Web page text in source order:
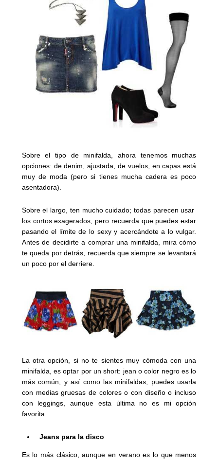
Sobre el tipo de minifalda, ahora tenemos muchas
opciones: de denim, ajustada, de vuelos, en capas está
muy de moda (pero si tienes mucha cadera es poco
asentadora).
Sobre el largo, ten mucho cuidado; todas parecen usar
los cortos exagerados, pero recuerda que puedes estar
pasando el límite de lo sexy y acercándote a lo vulgar.
Antes de decidirte a comprar una minifalda, mira cómo
te queda por detrás, recuerda que siempre se levantará
un poco por el derriere.
La otra opción, si no te sientes muy cómoda con una
minifalda, es optar por un short: jean o color negro es lo
más común, y así como las minifaldas, puedes usarla
con medias gruesas de colores o con diseño o incluso
con leggings, aunque esta última no es mi opción
favorita.
Jeans para la disco
Es lo más clásico, aunque en verano es lo que menos